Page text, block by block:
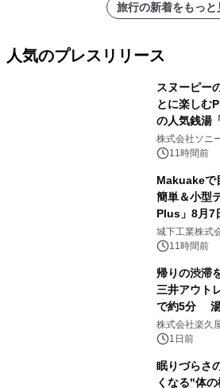
旅行の新着をもっと
人気のプレスリリース
スヌーピー
とに楽しむ
の人気銭湯
ラボレーシ
ボグッズも
株式会社ソニ
11時間前
Makuakeで
簡単＆小型
Plus」8月7
ーブル1本つ
ぐっと豊かに
城下工業株式
11時間前
帰りの渋滞
三井アウト
で約5分 湯
メニューを提
株式会社楽久
1日前
眠りづらさ
くなる"体